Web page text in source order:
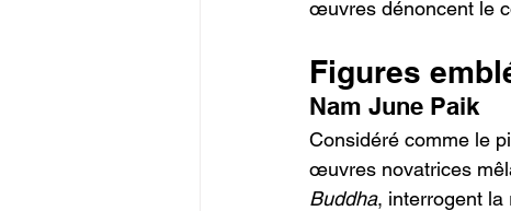
œuvres dénoncent le
Figures
Nam June Paik
Considéré comme le
œuvres novatrices
Buddha, interrogent la